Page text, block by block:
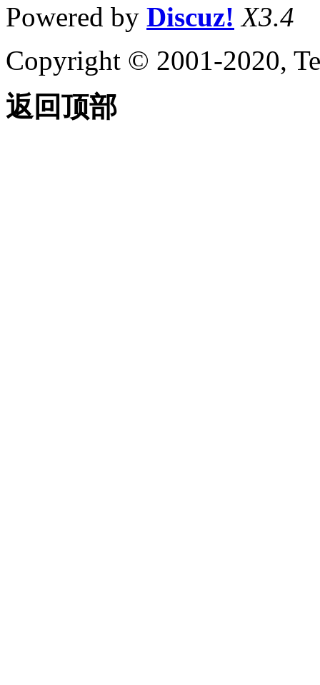
Powered by Discuz! X3.4
Copyright © 2001-2020,
返回顶部